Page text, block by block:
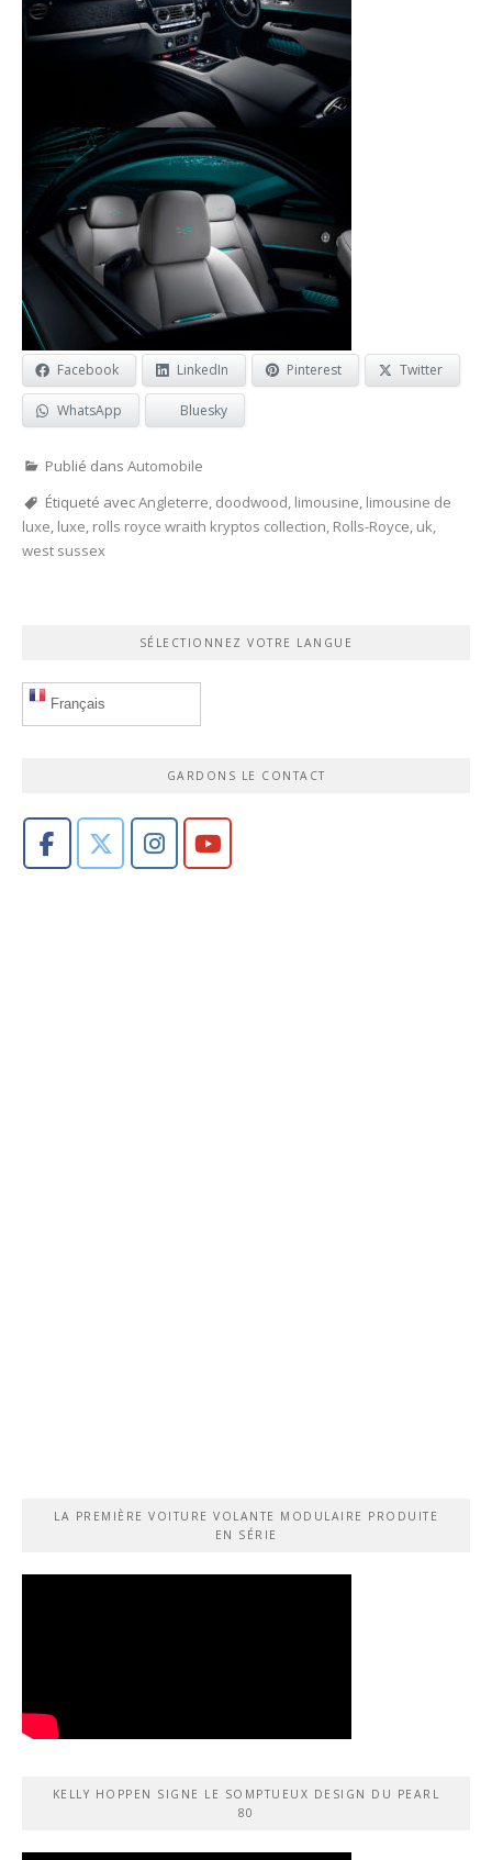
Facebook LinkedIn Pinterest Twitter
WhatsApp Bluesky
Publié dans Automobile
Étiqueté avecAngleterre, doodwood, limousine, limousine de
luxe, luxe, rolls royce wraith kryptos collection, Rolls-Royce, uk,
west sussex
SÉLECTIONNEZ VOTRE LANGUE
Français
GARDONS LE CONTACT
LA PREMIÈRE VOITURE VOLANTE MODULAIRE PRODUITE
EN SÉRIE
KELLY HOPPEN SIGNE LE SOMPTUEUX DESIGN DU PEARL
80